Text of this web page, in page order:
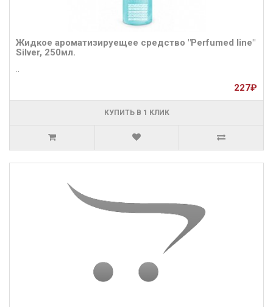
Жидкое ароматизируещее средство "Perfumed line"
Silver, 250мл.
..
227₽
КУПИТЬ В 1 КЛИК